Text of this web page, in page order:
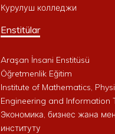
Курулуш колледжи
Enstitülar
Araşan İnsani Enstitüsü
Öğretmenlik Eğitim
Institute of Mathematics,
Engineering and Information
Экономика, бизнес жана
институту